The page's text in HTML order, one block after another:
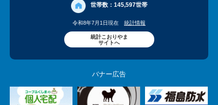
世帯数： 145,597世帯
令和8年7月1日現在 統計情報
統計こおりやま
サイトへ
バナー広告